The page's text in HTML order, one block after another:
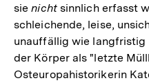
sienichtsinnlich erfasst
schleichende, leise,
unauffällig wie langfristig
der Körper als "letzte
Osteuropahistorikerin